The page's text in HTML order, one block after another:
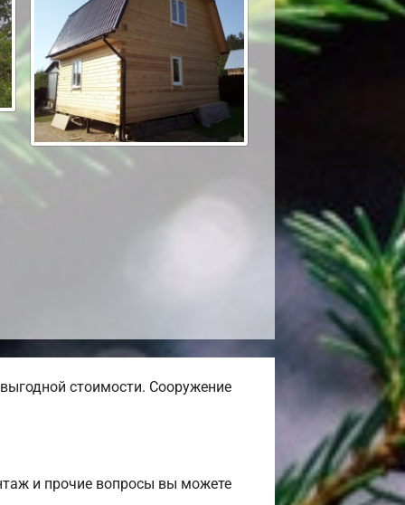
стоимости. Сооружение
и прочие вопросы вы можете